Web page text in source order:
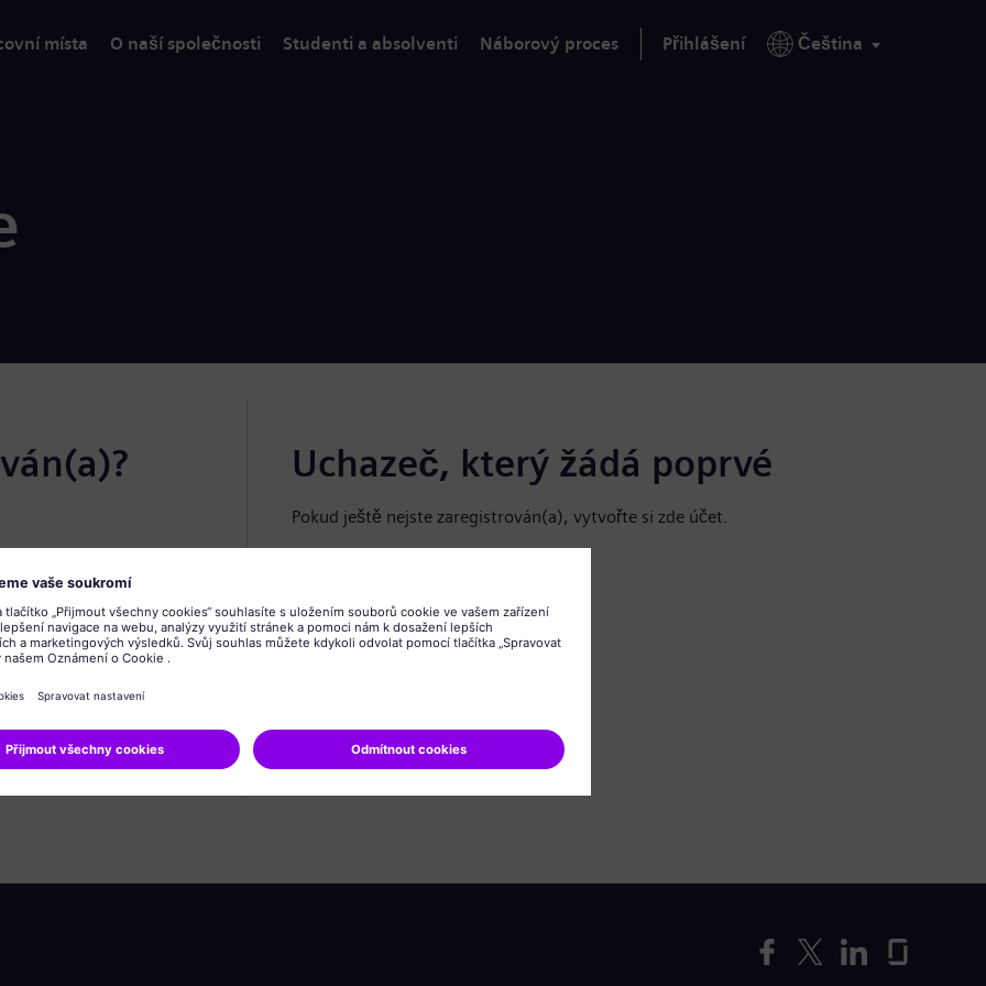
místa O naší společnosti Studenti a absolventi Náborový proces Přihlášení Čeština
Uchazeč, který žádá poprvé
Pokud ještě nejste zaregistrován(a), vytvořte si zde účet.